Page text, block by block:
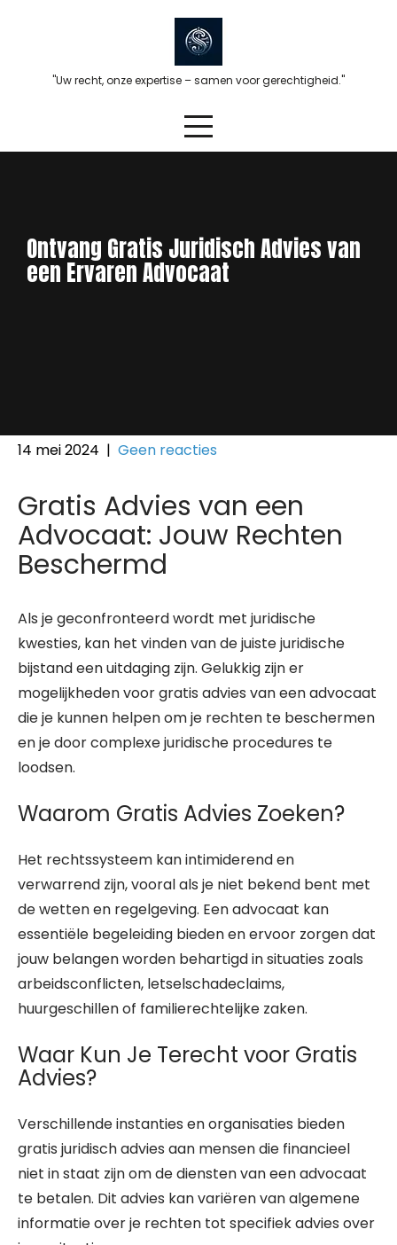
"Uw recht, onze expertise – samen voor gerechtigheid."
Ontvang Gratis Juridisch Advies van
een Ervaren Advocaat
14 mei 2024 | Geen reacties
Gratis Advies van een
Advocaat: Jouw Rechten
Beschermd
Als je geconfronteerd wordt met juridische
kwesties, kan het vinden van de juiste juridische
bijstand een uitdaging zijn. Gelukkig zijn er
mogelijkheden voor gratis advies van een advocaat
die je kunnen helpen om je rechten te beschermen
en je door complexe juridische procedures te
loodsen.
Waarom Gratis Advies Zoeken?
Het rechtssysteem kan intimiderend en
verwarrend zijn, vooral als je niet bekend bent met
de wetten en regelgeving. Een advocaat kan
essentiële begeleiding bieden en ervoor zorgen dat
jouw belangen worden behartigd in situaties zoals
arbeidsconflicten, letselschadeclaims,
huurgeschillen of familierechtelijke zaken.
Waar Kun Je Terecht voor Gratis
Advies?
Verschillende instanties en organisaties bieden
gratis juridisch advies aan mensen die financieel
niet in staat zijn om de diensten van een advocaat
te betalen. Dit advies kan variëren van algemene
informatie over je rechten tot specifiek advies over